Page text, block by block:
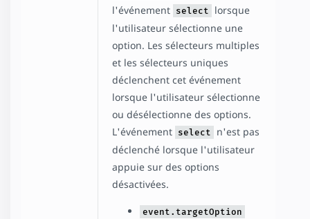
l'événement select
lorsque
l'utilisateur sélectionne une
option. Les sélecteurs multiples
et les sélecteurs uniques
déclenchent cet événement
lorsque l'utilisateur sélectionne
ou désélectionne des options.
L'événement select
n'est pas
déclenché lorsque l'utilisateur
appuie sur des options
désactivées.
event.targetOption